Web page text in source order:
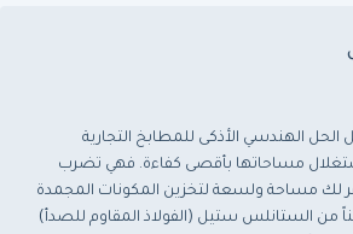
الهندسي الأذكى للمطابخ التجارية
مساحاتها بأقصى كفاءة. فهي تضرب
لك مساحة ولسعة لتخزين المكونات المجمدة
من الستانلس ستيل (الفولاذ المقاوم للصدأ)